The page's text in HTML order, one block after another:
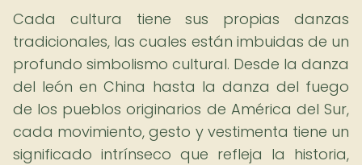
Cada cultura tiene sus propias danzas
tradicionales, las cuales están imbuidas de un
profundo simbolismo cultural. Desde la danza
del león en China hasta la danza del fuego
de los pueblos originarios de América del Sur,
cada movimiento, gesto y vestimenta tiene un
significado intrínseco que refleja la historia,